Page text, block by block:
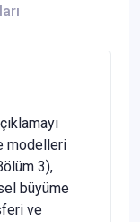
modelleri
3),
büyüme
ve